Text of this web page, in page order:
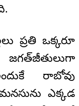
ప్రతి ఒక్కరూ
రాబోవు
ఎక్కడ